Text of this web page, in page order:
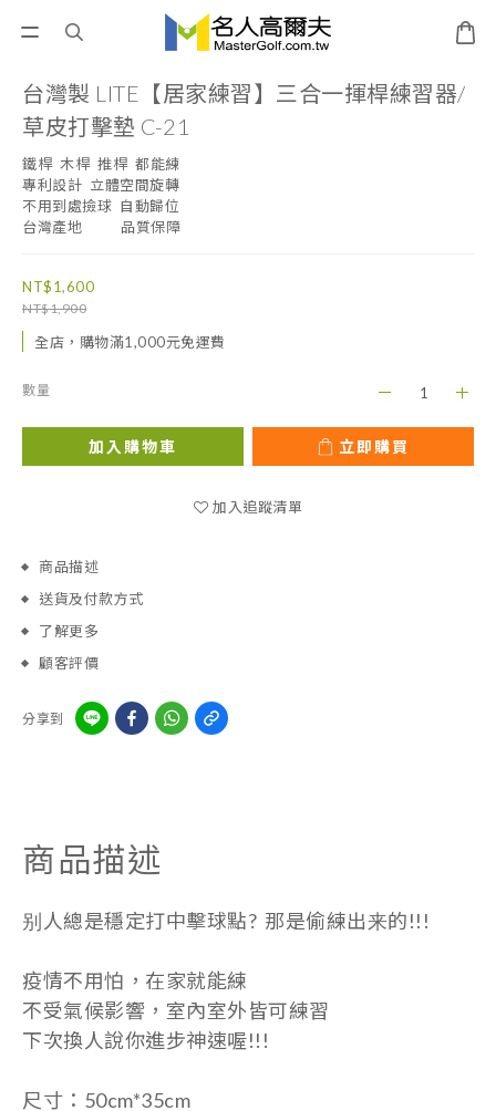
台灣製 LITE【居家練習】三合一揮桿練習器/
草皮打擊墊 C-21
鐵桿  木桿  推桿  都能練
專利設計  立體空間旋轉
不用到處撿球  自動歸位
台灣產地          品質保障
NT$1,600
NT$1,900
全店，購物滿1,000元免運費
數量
加入購物車 立即購買
加入追蹤清單
商品描述
送貨及付款方式
了解更多
顧客評價
分享到
商品描述
别人總是穩定打中擊球點? 那是偷練出来的!!!
疫情不用怕，在家就能練
不受氣候影響，室內室外皆可練習
下次換人說你進步神速喔!!!
尺寸：50cm*35cm